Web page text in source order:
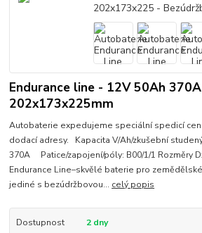
Endurance line - 12V 50Ah
202x173x225mm
Autobaterie expedujeme speciální spedicí
dodací adresy. Kapacita V/Ah/zkušební
370A Patice/zapojení/póly: B00/1/1 Rozměry
Endurance Line–skvělé baterie pro
jediné s bezúdržbovou... celý popis
Dostupnost 2 dny